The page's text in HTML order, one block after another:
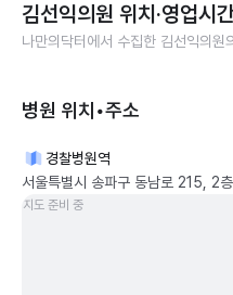
김선익의원 위치·영업시
나만의닥터에서 수집한 김선익의원
병원 위치•주소
경찰병원역
서울특별시 송파구 동남로 215, 2
지도 준비 중